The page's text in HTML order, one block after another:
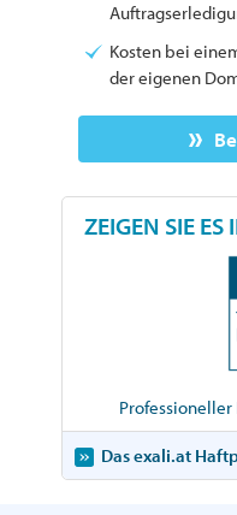
Kosten bei
der eigenen
ZEIGEN SIE ES
Das exali.at